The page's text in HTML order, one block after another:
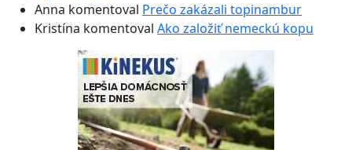
Anna komentoval Prečo zakázali topinambur
Kristína komentoval Ako založiť nemeckú kopu